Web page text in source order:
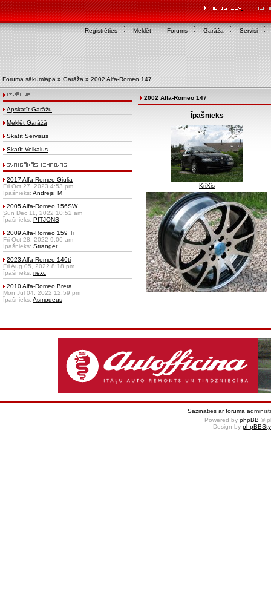
Reģistrēties Meklēt Forums Garāža Servisi
Foruma sākumlapa » Garāža » 2002 Alfa-Romeo 147
Apskatīt Garāžu
Meklēt Garāžā
Skatīt Servisus
Skatīt Veikalus
2017 Alfa-Romeo Giulia
Fri Oct 27, 2023 4:53 pm
Īpašnieks: Andrejs_M
2005 Alfa-Romeo 156SW
Sun Dec 11, 2022 10:52 am
Īpašnieks: PITJONS
2009 Alfa-Romeo 159 Ti
Fri Oct 28, 2022 9:06 am
Īpašnieks: Stranger
2023 Alfa-Romeo 146ti
Fri Aug 05, 2022 8:18 pm
Īpašnieks: riexc
2010 Alfa-Romeo Brera
Mon Jul 04, 2022 12:59 pm
Īpašnieks: Asmodeus
2002 Alfa-Romeo 147
Īpašnieks
KriXis
Sazināties ar foruma
Powered by phpBB ©
Design by